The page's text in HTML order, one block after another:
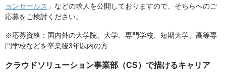
ョンセールス 」などの求人を公開しておりますので、そちらへのご
応募をご検討ください。
※応募資格：国内外の大学院、大学、専門学校、短期大学、高等専
門学校などを卒業後3年以内の方
クラウドソリューション事業部（CS）で描けるキャリア